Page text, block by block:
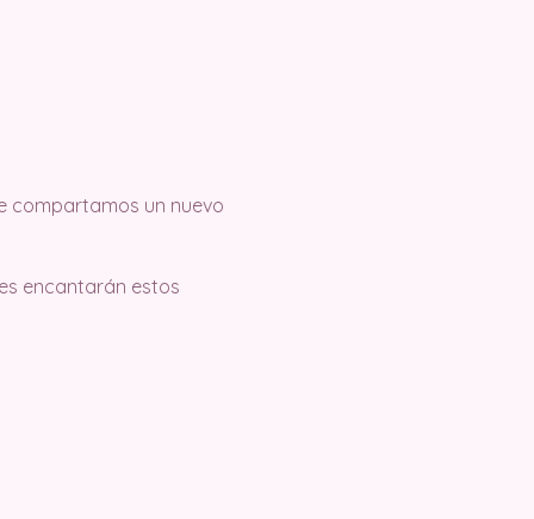
compartamos un nuevo
encantarán estos